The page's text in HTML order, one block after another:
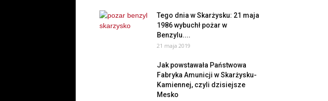
Tego dnia w Skarżysku: 21 maja
1986 wybuchł pożar w
Benzylu....
21 maja 2019
Jak powstawała Państwowa
Fabryka Amunicji w Skarżysku-
Kamiennej, czyli dzisiejsze
Mesko